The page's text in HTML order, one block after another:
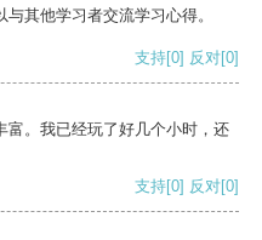
其他学习者交流学习心得。
支持[0] 反对[0]
富。我已经玩了好几个小时，还
支持[0] 反对[0]